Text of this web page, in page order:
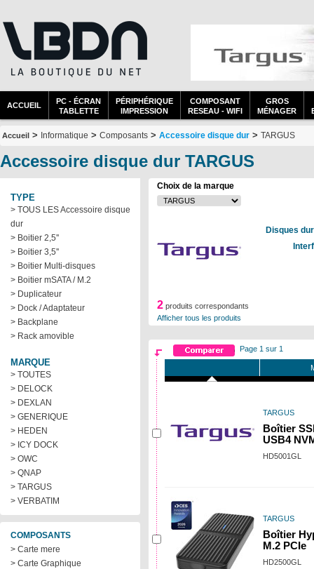
ACCUEIL
PC - ÉCRAN
TABLETTE
PÉRIPHÉRIQUE
IMPRESSION
COMPOSANT
RESEAU - WIFI
GROS
MÉNAGER
Accueil > Informatique > Composants > Accessoire disque dur > TARGUS
Accessoire disque dur TARGUS
TYPE
> TOUS LES Accessoire disque
dur
> Boitier 2,5''
> Boitier 3,5''
> Boitier Multi-disques
> Boitier mSATA / M.2
> Duplicateur
> Dock / Adaptateur
> Backplane
> Rack amovible
MARQUE
> TOUTES
> DELOCK
> DEXLAN
> GENERIQUE
> HEDEN
> ICY DOCK
> OWC
> QNAP
> TARGUS
> VERBATIM
COMPOSANTS
> Carte mere
> Carte Graphique
Choix de la marque
Disques
2 produits correspondants
Afficher tous les produits
Page 1 sur 1
TARGUS
Boîtier
USB4
HD5001GL
TARGUS
Boîtier
M.2 PCIe
HD2500GL